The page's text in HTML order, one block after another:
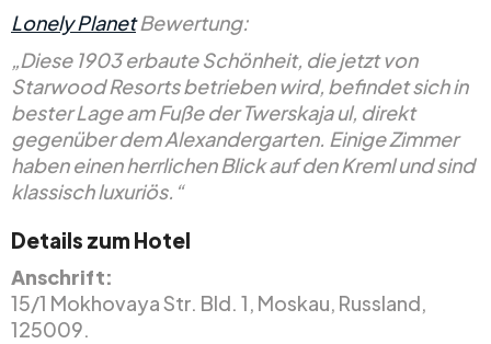
Lonely PlanetBewertung:
„Diese 1903 erbaute Schönheit, die jetzt von
Starwood Resorts betrieben wird, befindet sich in
bester Lage am Fuße der Twerskaja ul, direkt
gegenüber dem Alexandergarten. Einige Zimmer
haben einen herrlichen Blick auf den Kreml und sind
klassisch luxuriös.“
Details zum Hotel
Anschrift:
15/1 Mokhovaya Str. Bld. 1, Moskau, Russland,
125009.